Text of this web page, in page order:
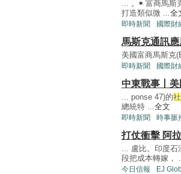
... 。￭ 富商馬斯
打造類似微 ...全
即時新聞 國際財
馬斯克通訊
美國富商馬斯克
即時新聞 國際財
中東戰事丨
... ponse 47)的
總統特 ...全文
即時新聞 時事脈
打仗衝擊 阿
... 盧比。印度石
段把成本轉嫁，
今日信報 EJ